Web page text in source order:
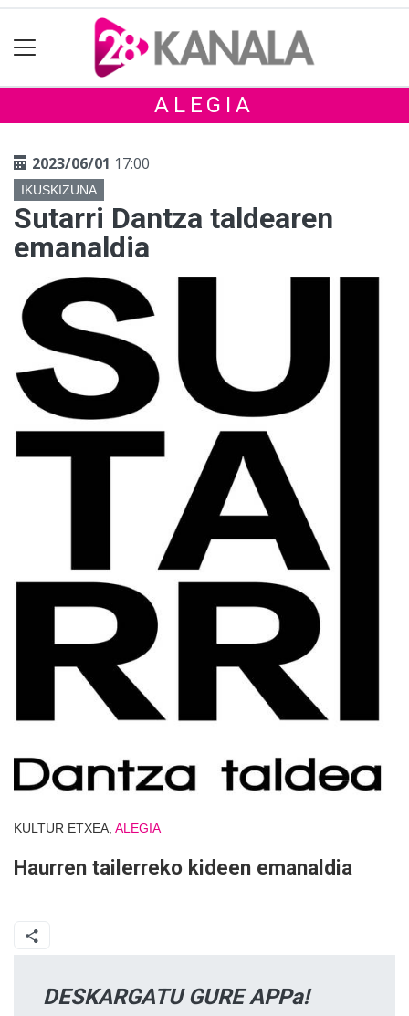
ALEGIA
2023/06/01 17:00
IKUSKIZUNA
Sutarri Dantza taldearen
emanaldia
KULTUR ETXEA, ALEGIA
Haurren tailerreko kideen emanaldia
DESKARGATU GURE APPa!